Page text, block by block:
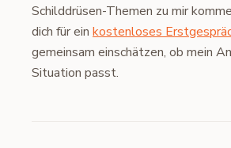
Schilddrüsen-Themen zu mir
dich für ein kostenloses
gemeinsam einschätzen, ob mein
Situation passt.